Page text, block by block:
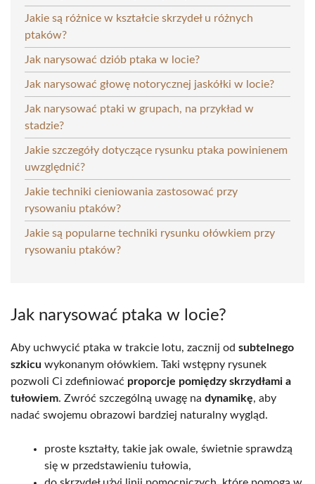
Jakie są różnice w kształcie skrzydeł u różnych
ptaków?
Jak narysować dziób ptaka w locie?
Jak narysować głowę notorycznej jaskółki w locie?
Jak narysować ptaki w grupach, na przykład w
stadzie?
Jakie szczegóły dotyczące rysunku ptaka powinienem
uwzględnić?
Jakie techniki cieniowania zastosować przy
rysowaniu ptaków?
Jakie są popularne techniki rysunku ołówkiem przy
rysowaniu ptaków?
Jak narysować ptaka w locie?
Aby uchwycić ptaka w trakcie lotu, zacznij od subtelnego
szkicu wykonanym ołówkiem. Taki wstępny rysunek
pozwoli Ci zdefiniować proporcje pomiędzy skrzydłami a
tułowiem. Zwróć szczególną uwagę na dynamikę, aby
nadać swojemu obrazowi bardziej naturalny wygląd.
proste kształty, takie jak owale, świetnie sprawdzą
się w przedstawieniu tułowia,